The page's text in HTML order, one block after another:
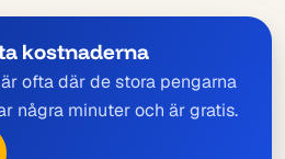
kostnaderna
ofta där de stora pengarna
några minuter och är gratis.